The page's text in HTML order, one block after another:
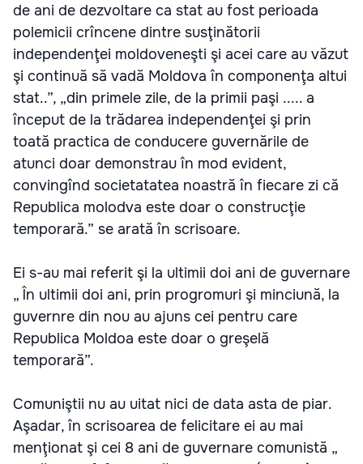
de ani de dezvoltare ca stat au fost perioada
polemicii crîncene dintre susţinătorii
independenţei moldoveneşti şi acei care au văzut
şi continuă să vadă Moldova în componenţa altui
stat..”, „din primele zile, de la primii paşi ..... a
început de la trădarea independenţei şi prin
toată practica de conducere guvernările de
atunci doar demonstrau în mod evident,
convingînd societatatea noastră în fiecare zi că
Republica molodva este doar o construcţie
temporară.” se arată în scrisoare.
Ei s-au mai referit şi la ultimii doi ani de guvernare
„ În ultimii doi ani, prin progromuri şi minciună, la
guvernre din nou au ajuns cei pentru care
Republica Moldoa este doar o greşelă
temporară”.
Comuniştii nu au uitat nici de data asta de piar.
Aşadar, în scrisoarea de felicitare ei au mai
menţionat şi cei 8 ani de guvernare comunistă „